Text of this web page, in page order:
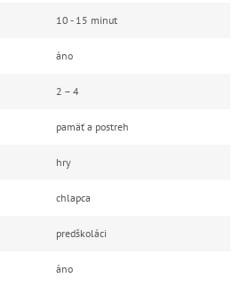
10 - 15 minut
áno
2 – 4
pamäť a postreh
hry
chlapca
predškoláci
áno